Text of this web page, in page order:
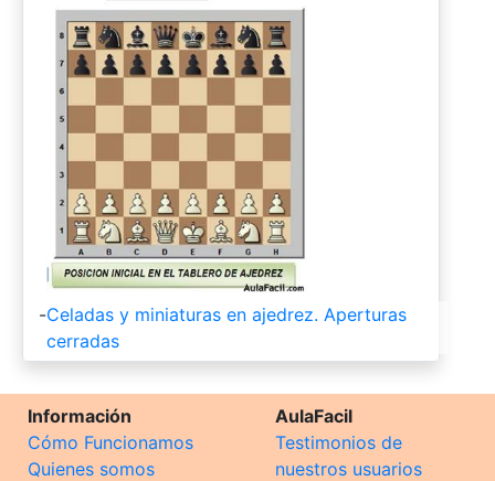
-Celadas y miniaturas en ajedrez. Aperturas
cerradas
Información
Cómo Funcionamos
Quienes somos
AulaFacil
Testimonios de
nuestros usuarios